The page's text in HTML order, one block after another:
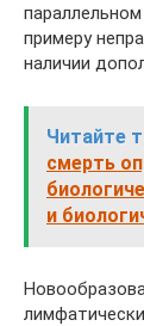
примеру
наличии
Читайте
смерть
и